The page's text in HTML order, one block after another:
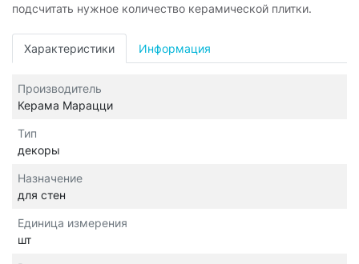
подсчитать нужное количество керамической плитки.
Характеристики Информация
Производитель
Керама Марацци
Тип
декоры
Назначение
для стен
Единица измерения
шт